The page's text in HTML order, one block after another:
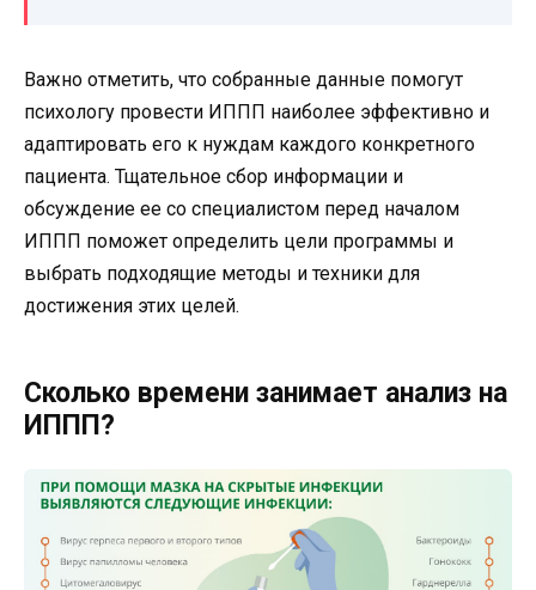
Важно отметить, что собранные данные помогут
психологу провести ИППП наиболее эффективно и
адаптировать его к нуждам каждого конкретного
пациента. Тщательное сбор информации и
обсуждение ее со специалистом перед началом
ИППП поможет определить цели программы и
выбрать подходящие методы и техники для
достижения этих целей.
Сколько времени занимает анализ на
ИППП?